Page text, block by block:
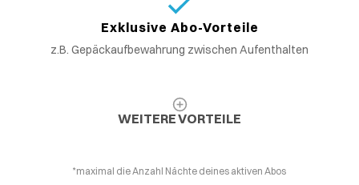
Exklusive Abo-Vorteile
z.B. Gepäckaufbewahrung zwischen Aufenthalten
WEITERE VORTEILE
*maximal die Anzahl Nächte deines aktiven Abos